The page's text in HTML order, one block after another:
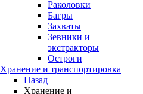
Раколовки
Багры
Захваты
Зевники и
экстракторы
Остроги
Хранение и транспортировка
Назад
Хранение и